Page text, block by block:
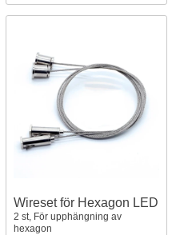
Wireset för Hexagon LED
2 st, För upphängning av
hexagon